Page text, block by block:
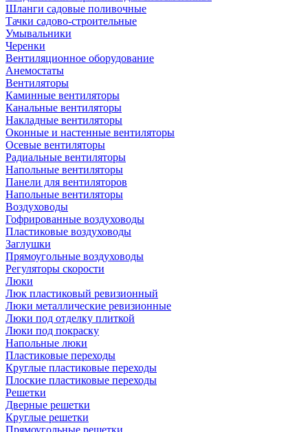
Шланги садовые поливочные
Тачки садово-строительные
Умывальники
Черенки
Вентиляционное оборудование
Анемостаты
Вентиляторы
Каминные вентиляторы
Канальные вентиляторы
Накладные вентиляторы
Оконные и настенные вентиляторы
Осевые вентиляторы
Радиальные вентиляторы
Напольные вентиляторы
Панели для вентиляторов
Напольные вентиляторы
Воздуховоды
Гофрированные воздуховоды
Пластиковые воздуховоды
Заглушки
Прямоугольные воздуховоды
Регуляторы скорости
Люки
Люк пластиковый ревизионный
Люки металлические ревизионные
Люки под отделку плиткой
Люки под покраску
Напольные люки
Пластиковые переходы
Круглые пластиковые переходы
Плоские пластиковые переходы
Решетки
Дверные решетки
Круглые решетки
Прямоугольные решетки